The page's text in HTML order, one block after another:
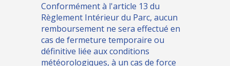
Conformément à l'article 13 du
Règlement Intérieur du Parc, aucun
remboursement ne sera effectué en
cas de fermeture temporaire ou
définitive liée aux conditions
météorologiques, à un cas de force